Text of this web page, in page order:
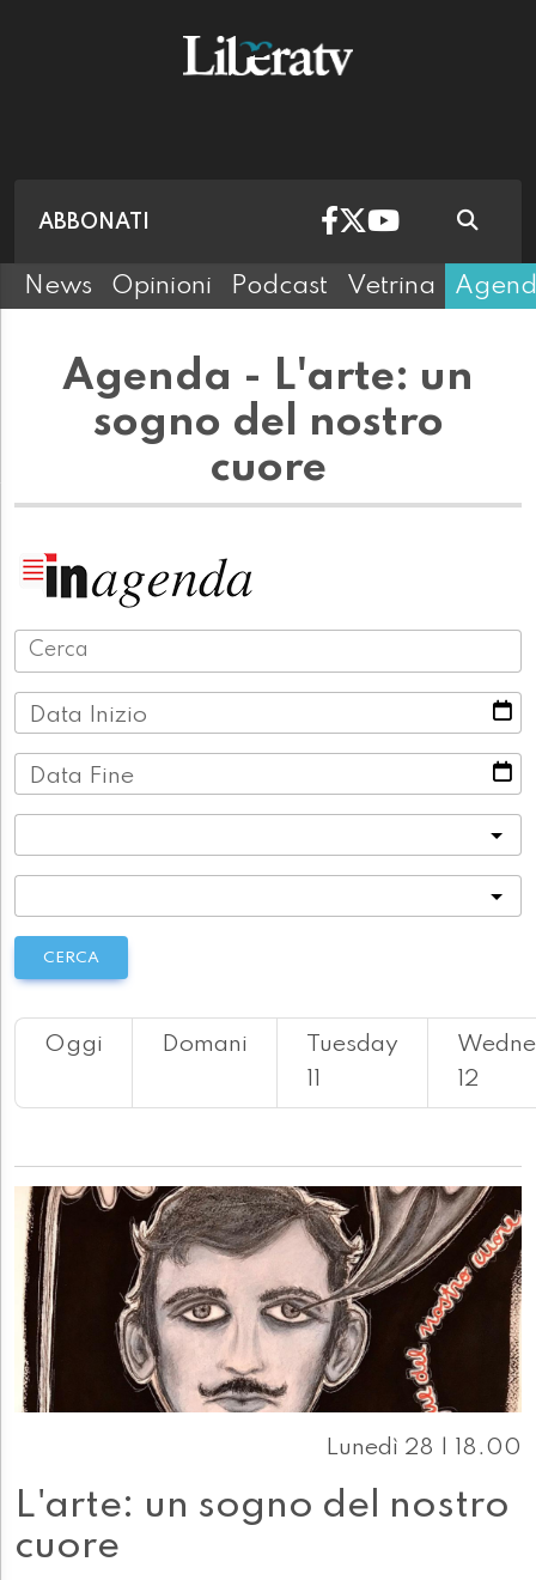
ABBONATI
News Opinioni Podcast Vetrina
Agenda - L'arte: un
sogno del nostro
cuore
Data Inizio
Data Fine
CERCA
Oggi Domani
Tuesday
11
12
Lunedì 28 | 18.00
L'arte: un sogno del nostro
cuore